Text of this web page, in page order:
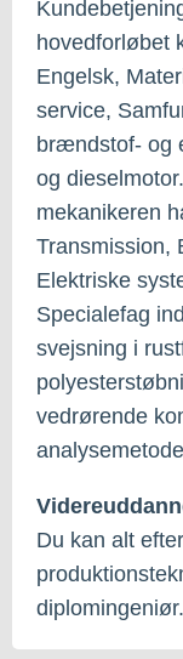
hovedforløbet
Engelsk,
service,
brændstof- og
og
mekanikeren
Transmission,
Elektriske
Specialefag
svejsning i
vedrørende
Du kan alt
diplomingeniør.